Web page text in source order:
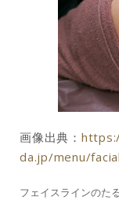
画像出典：
da.jp/menu/
フェイスラインのた